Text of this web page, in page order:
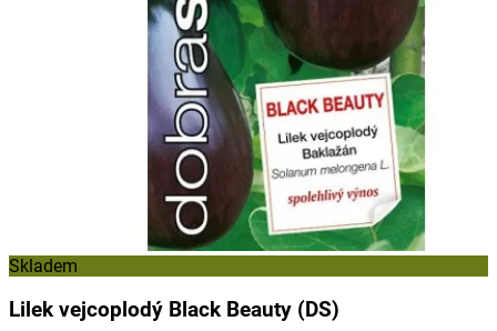
Skladem
Lilek vejcoplodý Black Beauty (DS)